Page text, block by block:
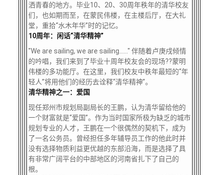
西南联大校友会
义工计划
新媒体平台
青春风采
校友文苑
校友讲坛
校友视界
信息化服务
三创大赛
实用信息
总会简介
会长致辞
总会章程
理事会名单
制度法规
联系我们
关闭
洒青春的地方。毕业10、20、30周年秩年的清华校友
们，也如期而至，在蒙民伟楼，在主楼后厅，在大礼
堂，重拾“水木年华”时的记忆。
10周年：闲话“清华精神”
"We are sailing, we are sailing……" 伴随着卢庚戌倾情
的吟唱，我们来到了毕业十周年校友会的现场??蒙明
伟楼的多功能厅。在这里，我们校友中秩年最短的“年
轻人”将用他们的经历去诠释“清华精神”。
清华精神之一：爱国
现任郑州市规划局副局长的王鹏，认为清华留给他的
一个财富就是“爱国”。作为当时国家所极为缺乏的城市
规划专业的人才，王鹏在一个很偶然的契机下，成为
了一名公务员。曾经担任多年辅导员工作的他此时并
没有选择物质利益更优越的东部沿海，而是选择了具
有非常广阔平台的中部地区的河南省扎下了自己的
根。